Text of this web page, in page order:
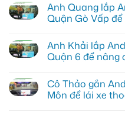
bình
luận
ở
lắp
Android
Box
EX2
tại
Quận
Anh Quang lắp
Quận Gò Vấp
bình
luận
ở
lắp
Android
box
Anh Khải lắp
Quận 6 để nâng
bình
luận
ở
Cô Thảo gắn
Môn để lái xe